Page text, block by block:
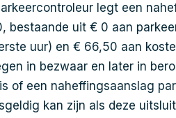
legt een
bestaande uit € 0 aan
uur) en € 66,50 aan
in bezwaar en later in
of een naheffingsaanslag
kan zijn als deze